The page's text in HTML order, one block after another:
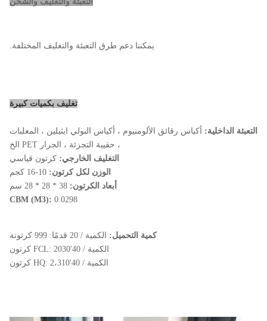
يمكننا دعم طرق التعبئة والتغليف المختلفة.
تغليف بكميات كبيرة
التعبئة الداخلية: أكياس رقائق الألومنيوم ، أكياس البولي ايثيلين ، المعلبات
، حقيبة التجزئة ، الجرار PET الخ
التغليف الخارجي: كرتون قياسي
الوزن لكل كرتون:
أبعاد الكرتون:
CBM (M3): 0.0298
كمية التحميل: الكمية / 20 قدمًا: 999 كرتونة
الكمية / 40'FCL: 2030 كرتون
الكمية / 40'HQ: 2،310 كرتون